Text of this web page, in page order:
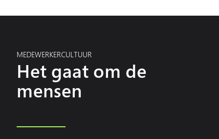
MEDEWERKERCULTUUR
Het gaat om de
mensen